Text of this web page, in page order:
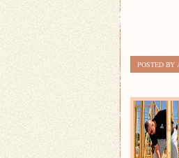
POSTED BY